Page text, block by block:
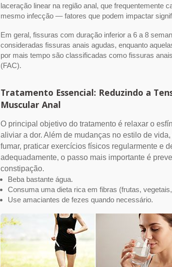
laceração linear na região anal, que frequentemente
mesmo infecção — fatores que podem impactar
Em geral, fissuras com duração inferior a 6 a 8
consideradas fissuras anais agudas, enquanto
por mais tempo são classificadas como fissuras
(FAC).
Tratamento Essencial: Reduzindo a
Muscular Anal
O principal objetivo do tratamento é relaxar o
aliviar a dor. Além de mudanças no estilo de
fumar, praticar exercícios físicos regularmente e
adequadamente, o passo mais importante é
constipação.
Beba bastante água.
Consuma uma dieta rica em fibras (frutas,
Use amaciantes de fezes quando necessário.